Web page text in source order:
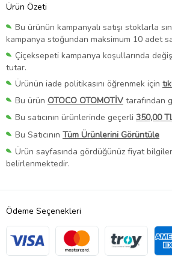
Ürün Özeti
Bu ürünün kampanyalı satışı stoklarla
kampanya stoğundan maksimum 10 adet
Çiçeksepeti kampanya koşullarında
tutar.
Ürünün iade politikasını öğrenmek için
Bu ürün OTOCO OTOMOTİV tarafından
Bu satıcının ürünlerinde geçerli 350,00
Bu Satıcının Tüm Ürünlerini Görüntüle
Ürün sayfasında gördüğünüz fiyat
belirlenmektedir.
Ödeme Seçenekleri